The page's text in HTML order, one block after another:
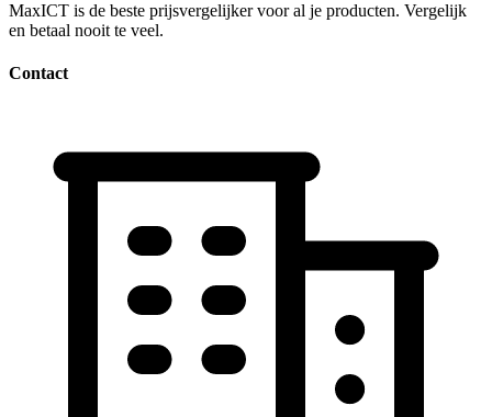
MaxICT is de beste prijsvergelijker voor al je producten. Vergelijk
en betaal nooit te veel.
Contact